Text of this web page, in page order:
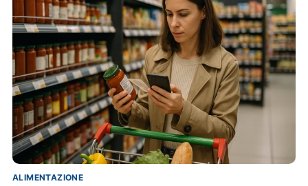
ALIMENTAZIONE